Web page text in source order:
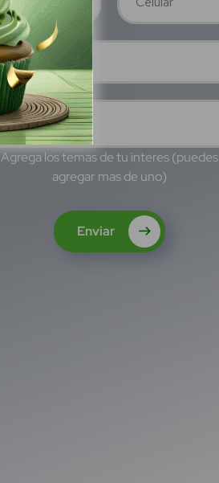
Agrega los temas de tu interes (puedes
agregar mas de uno)
Enviar